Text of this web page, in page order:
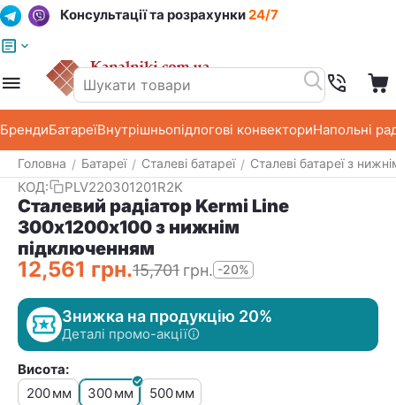
Консультації та розрахунки24/7
БрендиБатареїВнутрішньопідлогові конвекториНапольні
Головна / Батареї / Сталеві батареї / Сталеві батареї з
КОД: PLV220301201R2K
Сталевий радіатор Kermi Line
300х1200х100 з нижнім
підключенням
12,561 грн.15,701 грн. -20%
Знижка на продукцію 20%
Деталі промо-акції
Висота:
200мм 300мм 500мм